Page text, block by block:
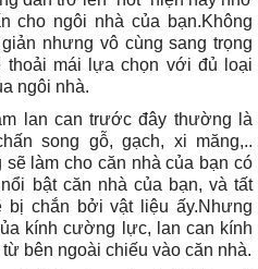
cho ngôi nhà của bạn.Không
nhưng vô cùng sang trọng
mái lựa chọn với đủ loại
ngôi nhà.
lan can trước đây thường là
song gỗ, gạch, xi măng,..
làm cho căn nhà của bạn có
bật căn nhà của bạn, và tất
bị chắn bởi vật liệu ấy.Nhưng
kính cường lực, lan can kính
bên ngoài chiếu vào căn nhà.